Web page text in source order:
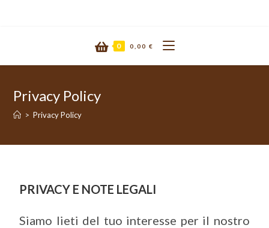
0 0,00 €
Privacy Policy
> Privacy Policy
PRIVACY E NOTE LEGALI
Siamo lieti del tuo interesse per il nostro